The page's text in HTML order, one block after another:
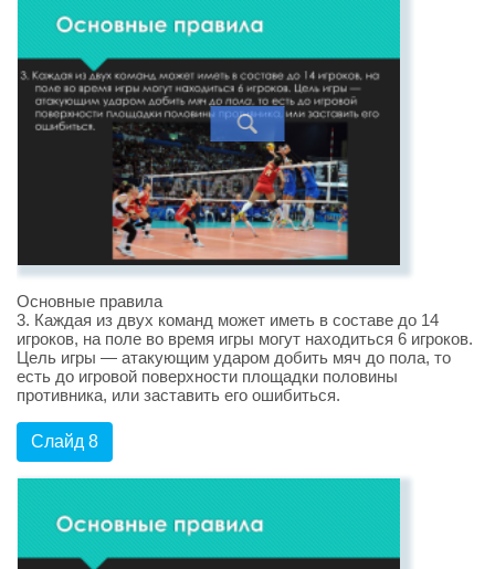
Основные правила
3. Каждая из двух команд может иметь в составе до 14
игроков, на поле во время игры могут находиться 6 игроков.
Цель игры — атакующим ударом добить мяч до пола, то
есть до игровой поверхности площадки половины
противника, или заставить его ошибиться.
Слайд 8